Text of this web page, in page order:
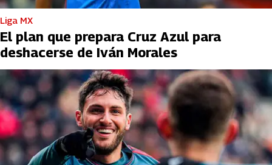
Liga MX
El plan que prepara Cruz Azul para
deshacerse de Iván Morales